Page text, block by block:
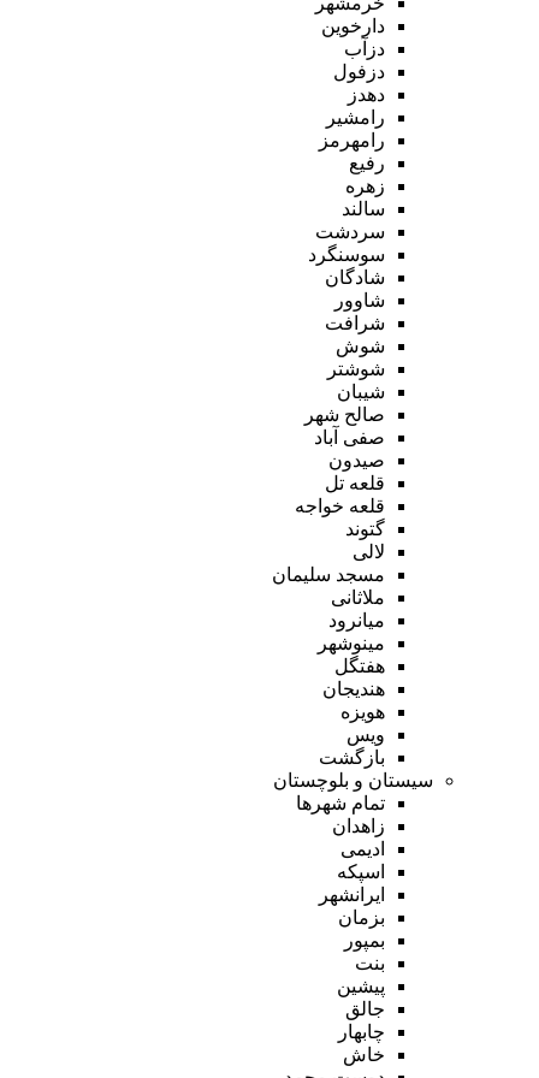
دارخوین
دزآب
دزفول
دهدز
رامشیر
رامهرمز
رفیع
زهره
سالند
سردشت
سوسنگرد
شادگان
شاوور
شرافت
شوش
شوشتر
شیبان
صالح شهر
صفی آباد
صیدون
قلعه تل
قلعه خواجه
گتوند
لالی
مسجد سلیمان
ملاثانی
میانرود
مینوشهر
هفتگل
هندیجان
هویزه
ویس
بازگشت
سیستان و بلوچستان
تمام شهر‌ها
زاهدان
ادیمی
اسپکه
ایرانشهر
بزمان
بمپور
بنت
پیشین
جالق
چابهار
خاش